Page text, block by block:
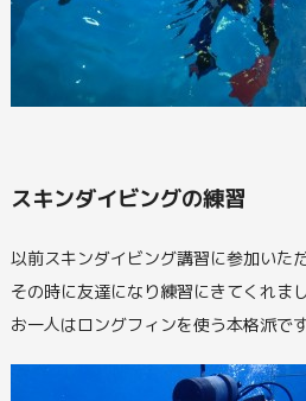
スキンダイビングの練習
以前スキンダイビング講習に参加いた
その時に友達になり練習にきてくれまし
お一人はロングフィンを使う本格派です